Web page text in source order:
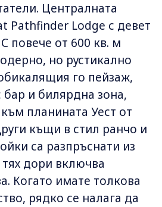
Централната
Pathfinder Lodge с девет
повече от 600 кв. м
но рустикално
го пейзаж,
бар и билярдна зона,
планината Уест от
къщи в стил ранчо и
са разпръснати из
дори включва
Когато имате толкова
рядко се налага да